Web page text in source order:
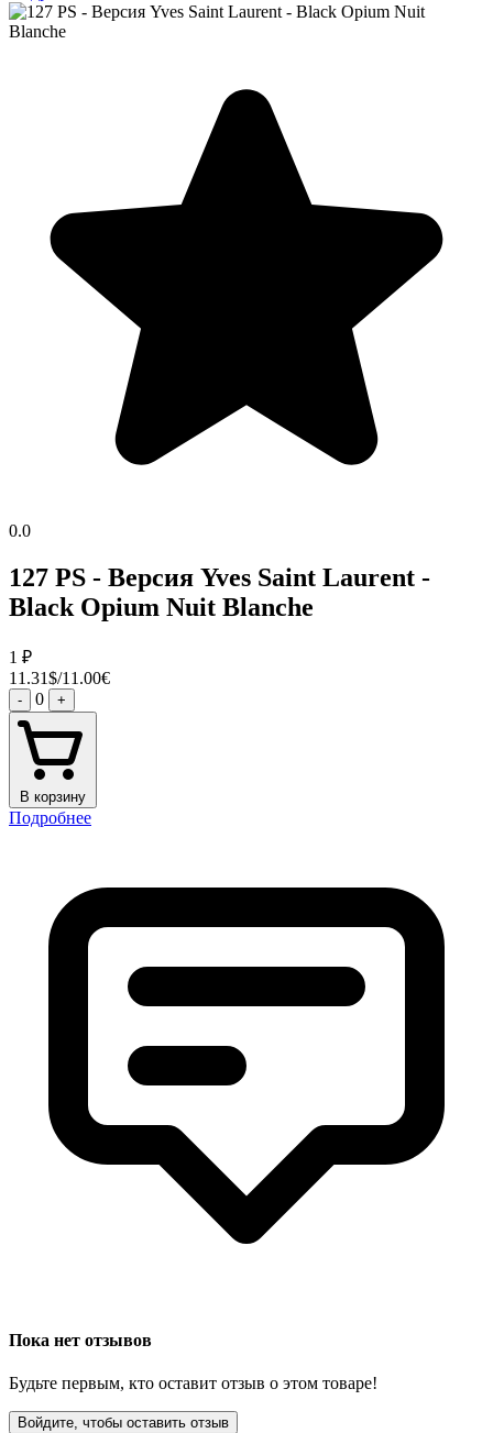
0.0
127 PS - Версия Yves Saint Laurent -
Black Opium Nuit Blanche
1 ₽
11.31$/11.00€
- 0 +
В корзину
Подробнее
Пока нет отзывов
Будьте первым, кто оставит отзыв о этом товаре!
Войдите, чтобы оставить отзыв